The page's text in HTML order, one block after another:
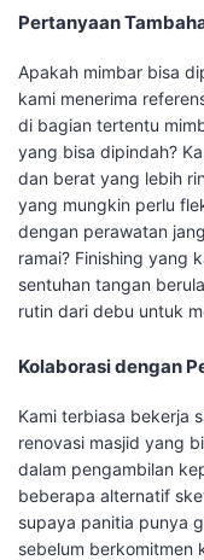
Pertanyaan
Apakah mimbar bisa
kami menerima
di bagian tertentu
yang bisa dipindah?
dan berat yang lebih
yang mungkin perlu
dengan perawatan
ramai? Finishing yang
sentuhan tangan
rutin dari debu untuk
Kolaborasi dengan
Kami terbiasa bekerja
renovasi masjid yang
dalam pengambilan
beberapa alternatif
supaya panitia punya
sebelum berkomitmen